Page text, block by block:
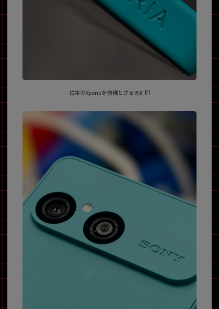
往年のXperiaを彷彿とさせる刻印